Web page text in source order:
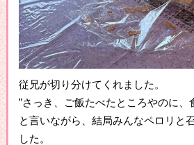
従兄が切り分けてくれました。
”さっき、ご飯たべたところやのに
と言いながら、結局みんなペロリと
した。